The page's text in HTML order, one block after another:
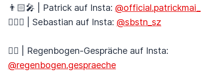
👨🏻‍🎤 | Patrick auf Insta: @official.patrickmai_
🚴🏼‍♂️ | Sebastian auf Insta: @sbstn_sz
🏳️‍🌈 | Regenbogen-Gespräche auf Insta:
@regenbogen.gespraeche